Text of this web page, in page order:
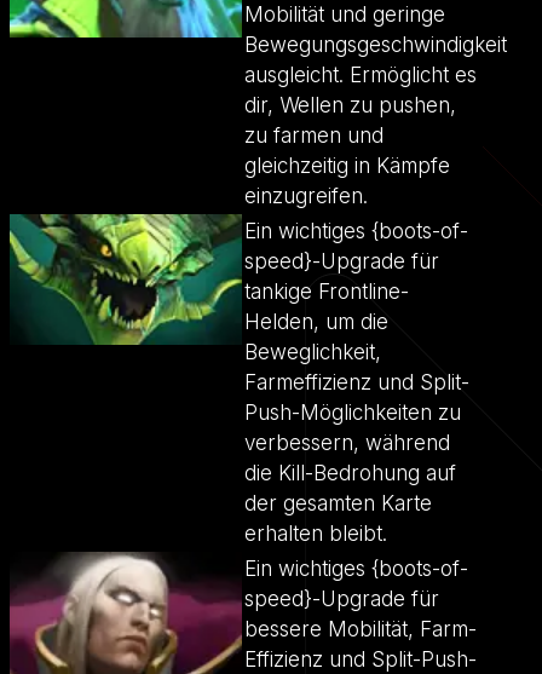
Mobilität und geringe
Bewegungsgeschwindigkeit
ausgleicht. Ermöglicht es
dir, Wellen zu pushen,
zu farmen und
gleichzeitig in Kämpfe
einzugreifen.
Ein wichtiges {boots-of-
speed}-Upgrade für
tankige Frontline-
Helden, um die
Beweglichkeit,
Farmeffizienz und Split-
Push-Möglichkeiten zu
verbessern, während
die Kill-Bedrohung auf
der gesamten Karte
erhalten bleibt.
Ein wichtiges {boots-of-
speed}-Upgrade für
bessere Mobilität, Farm-
Effizienz und Split-Push-